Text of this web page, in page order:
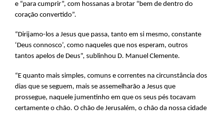
e “para cumprir”, com hossanas a brotar “bem de dentro do
coração convertido”.
“Dirijamo-los a Jesus que passa, tanto em si mesmo, constante
‘Deus connosco’, como naqueles que nos esperam, outros
tantos apelos de Deus”, sublinhou D. Manuel Clemente.
“E quanto mais simples, comuns e correntes na circunstância dos
dias que se seguem, mais se assemelharão a Jesus que
prossegue, naquele jumentinho em que os seus pés tocavam
certamente o chão. O chão de Jerusalém, o chão da nossa cidade